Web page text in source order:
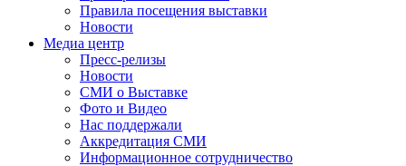
Правила посещения выставки
Новости
Медиа центр
Пресс-релизы
Новости
СМИ о Выставке
Фото и Видео
Нас поддержали
Аккредитация СМИ
Информационное сотрудничество